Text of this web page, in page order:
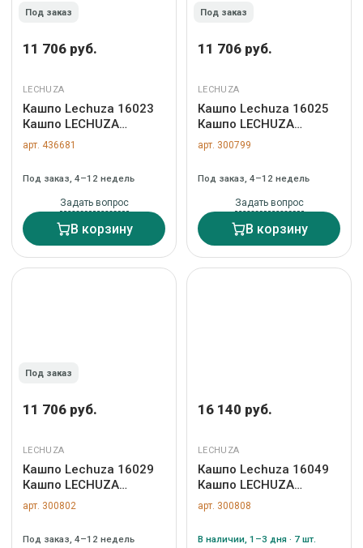
Под заказ
11 706 руб.
LECHUZA
Кашпо Lechuza 16023
Кашпо LECHUZA
Классико 21 LS
Антрацит с системой
горшком арт. ZN-
436681
арт. 436681
Под заказ, 4–12 недель
Задать вопрос
В корзину
Под заказ
11 706 руб.
LECHUZA
Кашпо Lechuza 16025
Кашпо LECHUZA
Классико 21 LS Сер-
кор. с системой полива
арт. ZN-300799
арт. 300799
Под заказ, 4–12 недель
Задать вопрос
В корзину
Под заказ
11 706 руб.
LECHUZA
Кашпо Lechuza 16029
Кашпо LECHUZA
Классико 21 LS Черное
с системой полива и
арт. 300802
Под заказ, 4–12 недель
16 140 руб.
LECHUZA
Кашпо Lechuza 16049
Кашпо LECHUZA
Классико 28 LS Черное
с системой полива и
арт. 300808
В наличии, 1–3 дня · 7 шт.